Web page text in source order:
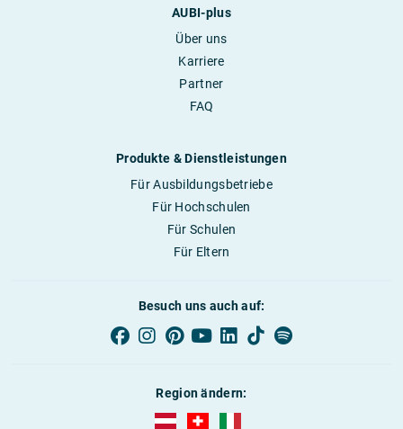
AUBI-plus
Über uns
Karriere
Partner
FAQ
Produkte & Dienstleistungen
Für Ausbildungsbetriebe
Für Hochschulen
Für Schulen
Für Eltern
Besuch uns auch auf:
Region ändern:
AUBI-plus Österreich (deutsch)